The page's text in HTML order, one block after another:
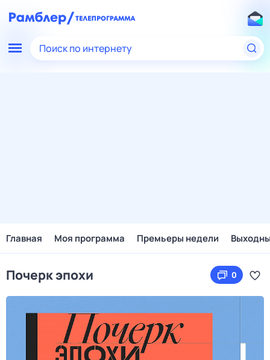
Поиск по интернету
Главная Моя программа Премьеры недели
Почерк эпохи 0